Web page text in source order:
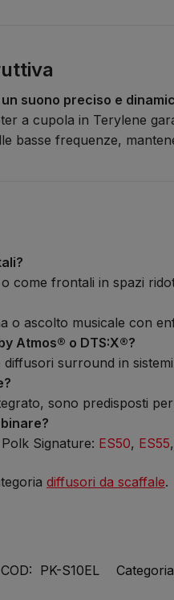
suono preciso e
a cupola in Terylene
basse frequenze,
come frontali in spazi
o ascolto musicale con
Atmos® o DTS:X®?
surround in
sono predisposti
Signature: ES50, ES55,
diffusori da scaffale.
COD: PK-S10EL